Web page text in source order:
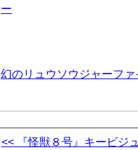
ー
幻のリュウソウジャーフ
<< 『怪獣８号』キービジ